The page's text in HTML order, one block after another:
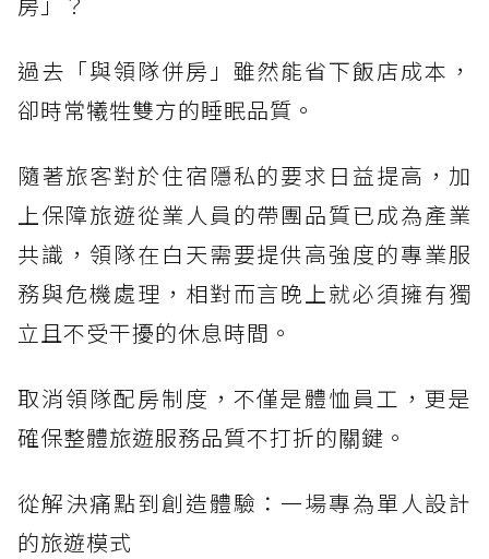
過去「與領隊併房」雖然能省下飯店成本，
卻時常犧牲雙方的睡眠品質。
隨著旅客對於住宿隱私的要求日益提高，加
上保障旅遊從業人員的帶團品質已成為產業
共識，領隊在白天需要提供高強度的專業服
務與危機處理，相對而言晚上就必須擁有獨
立且不受干擾的休息時間。
取消領隊配房制度，不僅是體恤員工，更是
確保整體旅遊服務品質不打折的關鍵。
從解決痛點到創造體驗：一場專為單人設計
的旅遊模式